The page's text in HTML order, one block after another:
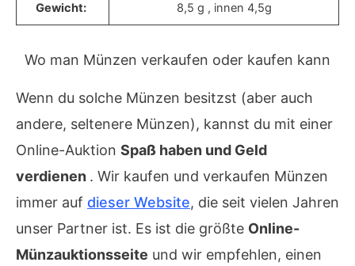
Gewicht: 8,5 g , innen 4,5g
Wo man Münzen verkaufen oder kaufen kann
Wenn du solche Münzen besitzst (aber auch
andere, seltenere Münzen), kannst du mit einer
Online-Auktion Spaß haben und Geld
verdienen . Wir kaufen und verkaufen Münzen
immer auf dieser Website, die seit vielen Jahren
unser Partner ist. Es ist die größte Online-
Münzauktionsseite und wir empfehlen, einen